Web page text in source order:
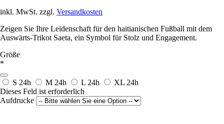
inkl. MwSt. zzgl. Versandkosten
Zeigen Sie Ihre Leidenschaft für den haitianischen Fußball mit dem
Auswärts-Trikot Saeta, ein Symbol für Stolz und Engagement.
Größe
*
S 24h M 24h L 24h XL 24h
Dieses Feld ist erforderlich
Aufdrucke